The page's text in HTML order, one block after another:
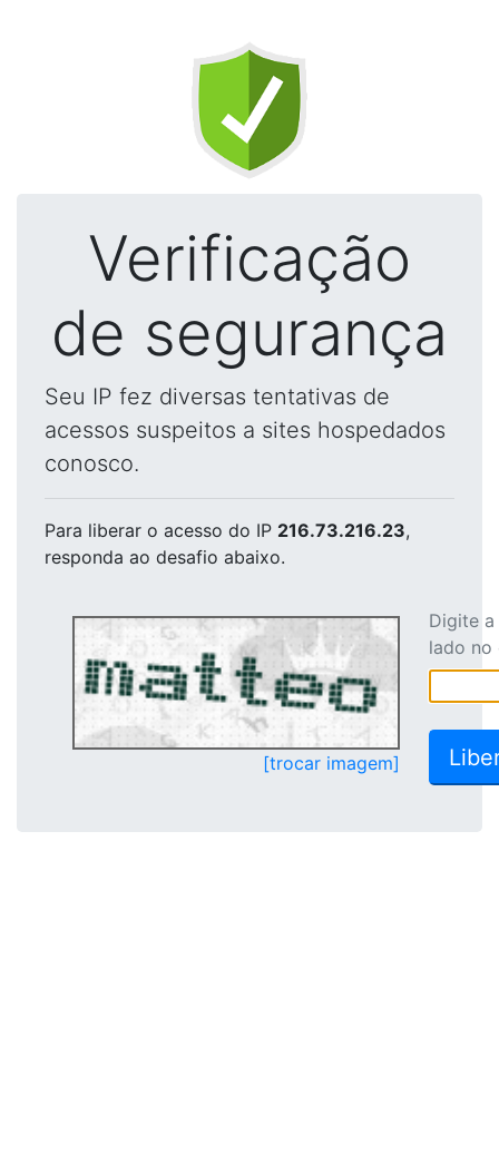
Verificação
de segurança
Seu IP fez diversas tentativas de
acessos suspeitos a sites hospedados
conosco.
Para liberar o acesso do IP 216.73.216.23,
responda ao desafio abaixo.
[trocar imagem]
Digite
lado no